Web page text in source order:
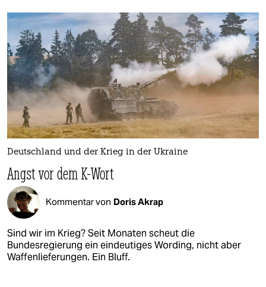
Deutschland und der Krieg in der Ukraine
Angst vor dem K-Wort
Kommentar von Doris Akrap
Sind wir im Krieg? Seit Monaten scheut die
Bundesregierung ein eindeutiges Wording, nicht aber
Waffenlieferungen. Ein Bluff.